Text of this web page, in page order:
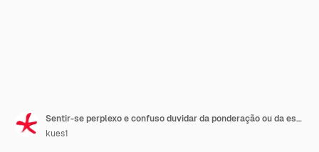
Sentir-se perplexo e confuso duvidar da ponderação ou da escolha de opções diferentes
kues1